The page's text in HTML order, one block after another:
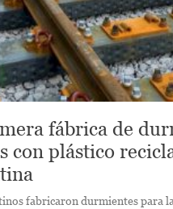
fábrica de
con plástico
fabricaron durmientes para